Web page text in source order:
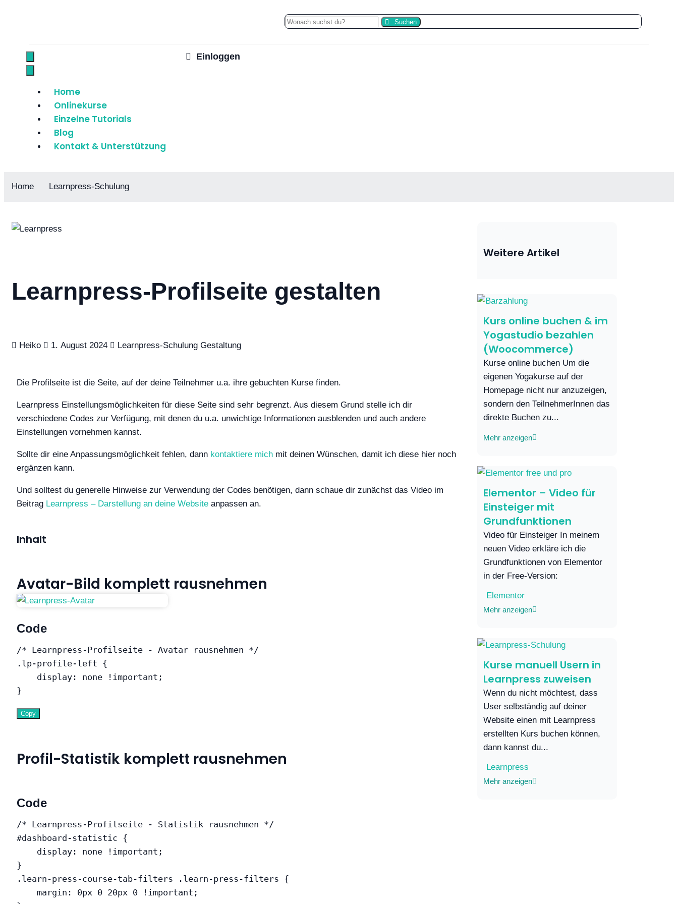
Suchen
Home
Onlinekurse
Einzelne Tutorials
Blog
Kontakt & Unterstützung
Einloggen
Home Learnpress-Schulung
Learnpress-Profilseite gestalten
Heiko 1. August 2024 Learnpress-Schulung Gestaltung
Die Profilseite ist die Seite, auf der deine Teilnehmer u.a. ihre gebuchten Kurse finden.
Learnpress Einstellungsmöglichkeiten für diese Seite sind sehr begrenzt. Aus diesem Grund stelle ich dir
verschiedene Codes zur Verfügung, mit denen du u.a. unwichtige Informationen ausblenden und auch andere
Einstellungen vornehmen kannst.
Sollte dir eine Anpassungsmöglichkeit fehlen, dann kontaktiere mich mit deinen Wünschen, damit ich diese hier noch
ergänzen kann.
Und solltest du generelle Hinweise zur Verwendung der Codes benötigen, dann schaue dir zunächst das Video im
Beitrag Learnpress – Darstellung an deine Website anpassen an.
Inhalt
Avatar-Bild komplett rausnehmen
Code
/* Learnpress-Profilseite - Avatar rausnehmen */
.lp-profile-left {
display : none !important ;
}
Copy
Profil-Statistik komplett rausnehmen
Code
/* Learnpress-Profilseite - Statistik rausnehmen */
#dashboard-statistic {
display : none !important ;
}
.learn-press-course-tab-filters .learn-press-filters {
margin : 0px 0 20px 0 !important ;
Weitere Artikel
Kurs online buchen & im
Yogastudio bezahlen
(Woocommerce)
Kurse online buchen Um die
eigenen Yogakurse auf der
Homepage nicht nur anzuzeigen,
sondern den TeilnehmerInnen das
direkte Buchen zu...
Mehr anzeigen
Elementor – Video für
Einsteiger mit
Grundfunktionen
Video für Einsteiger In meinem
neuen Video erkläre ich die
Grundfunktionen von Elementor
in der Free-Version:
Elementor
Mehr anzeigen
Kurse manuell Usern in
Learnpress zuweisen
Wenn du nicht möchtest, dass
User selbständig auf deiner
Website einen mit Learnpress
erstellten Kurs buchen können,
dann kannst du...
Learnpress
Mehr anzeigen